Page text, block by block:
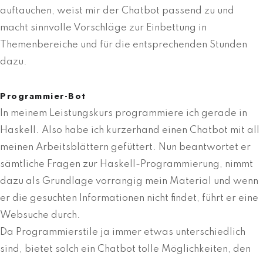
auftauchen, weist mir der Chatbot passend zu und
macht sinnvolle Vorschläge zur Einbettung in
Themenbereiche und für die entsprechenden Stunden
dazu.
Programmier-Bot
In meinem Leistungskurs programmiere ich gerade in
Haskell. Also habe ich kurzerhand einen Chatbot mit all
meinen Arbeitsblättern gefüttert. Nun beantwortet er
sämtliche Fragen zur Haskell-Programmierung, nimmt
dazu als Grundlage vorrangig mein Material und wenn
er die gesuchten Informationen nicht findet, führt er eine
Websuche durch.
Da Programmierstile ja immer etwas unterschiedlich
sind, bietet solch ein Chatbot tolle Möglichkeiten, den